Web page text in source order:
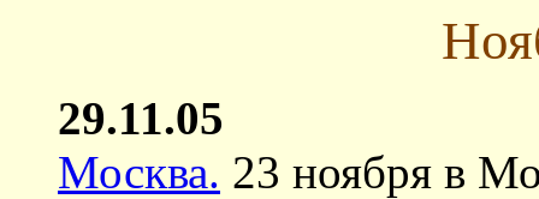
29.11.05
Москва. 23 ноября в